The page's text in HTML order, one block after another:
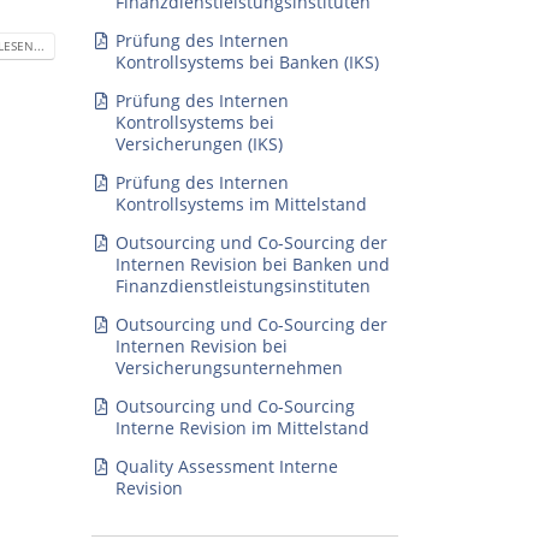
Prüfung des Internen
Kontrollsystems bei Banken (IKS)
Prüfung des Internen
Kontrollsystems bei
Versicherungen (IKS)
Prüfung des Internen
Kontrollsystems im Mittelstand
Outsourcing und Co-Sourcing der
Internen Revision bei Banken und
Finanzdienstleistungsinstituten
Outsourcing und Co-Sourcing der
Internen Revision bei
Versicherungsunternehmen
Outsourcing und Co-Sourcing
Interne Revision im Mittelstand
Quality Assessment Interne
Revision